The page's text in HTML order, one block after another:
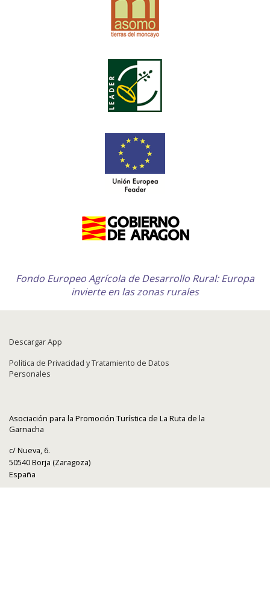
Fondo Europeo Agrícola de Desarrollo Rural: Europa
invierte en las zonas rurales
Descargar App
Política de Privacidad y Tratamiento de Datos
Personales
Asociación para la Promoción Turística de La Ruta de la
Garnacha
c/ Nueva, 6.
50540 Borja (Zaragoza)
España